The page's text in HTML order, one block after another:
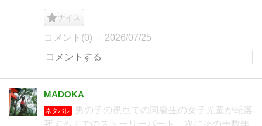
ナイス
コメント(0) 2026/07/25
MADOKA
ネタバレ
男の子の視点での同級生の女子児童が転落
死するまでのストーリーパート、次にその十数年